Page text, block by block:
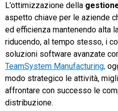
TeamSystem Store
L’ottimizzazione della
aspetto chiave per le aziende
ed efficienza mantenendo alta
riducendo, al tempo stesso, i
soluzioni software avanzate
TeamSystem Manufacturing,
modo strategico le attività,
affrontare con successo le
distribuzione.